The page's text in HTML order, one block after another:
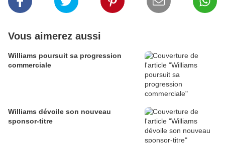
Vous aimerez aussi
Williams poursuit sa progression
commerciale
Williams dévoile son nouveau
sponsor-titre